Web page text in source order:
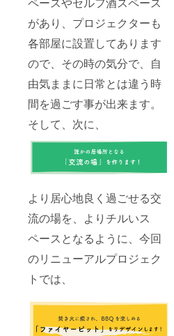
があり、プロジェクターも
各部屋に設置してあります
ので、その時の気分で、自
由気ままに日常とは違う時
間を過ごす事が出来ます。
そして、次に、
より居心地良く過ごせる交
流の場を、よりチルいス
ペースとなるように、今回
のリニューアルプロジェク
トでは、